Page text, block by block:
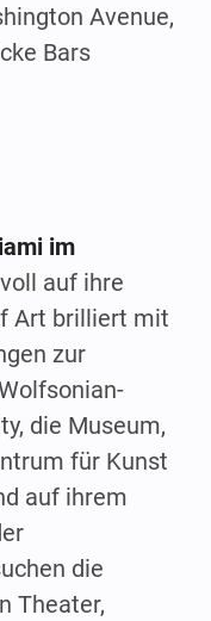
Avenue,
Bars
im
auf ihre
Art brilliert mit
zur
die Museum,
für Kunst
auf ihrem
die
Theater,